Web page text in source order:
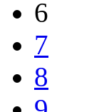
6
7
8